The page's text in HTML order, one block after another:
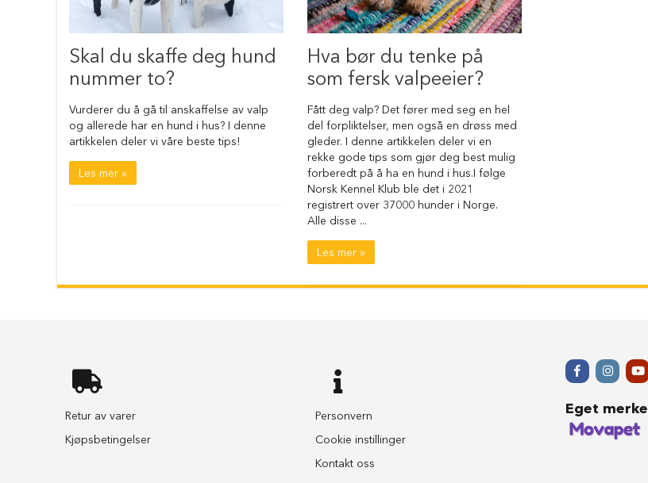
Drikkeflasker
feeder
Fôrbeholder
tilbehør
Drikkefontener
Potesokker
Hundekostymer
Hundens
Skal du skaffe deg hund
nummer to?
Vurderer du å gå til anskaffelse av valp
og allerede har en hund i hus? I denne
artikkelen deler vi våre beste tips!
Les mer »
Hva bør du tenke på
som fersk valpeeier?
Fått deg valp? Det fører med seg en hel
del forpliktelser, men også en drøss med
gleder. I denne artikkelen deler vi en
rekke gode tips som gjør deg best mulig
forberedt på å ha en hund i hus.I følge
Norsk Kennel Klub ble det i 2021
registrert over 37000 hunder i Norge.
Alle disse ...
Les mer »
Retur av varer
Kjøpsbetingelser
Personvern
Cookie instillinger
Kontakt oss
Eget merke